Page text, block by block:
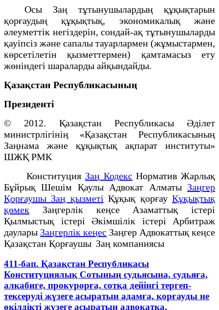
Осы Заң тұтынушылардың құқықтарын
қорғаудың құқықтық, экономикалық және
әлеуметтік негіздерін, сондай-ақ тұтынушыларды
қауіпсіз және сапалы тауарлармен (жұмыстармен,
көрсетілетін қызметтермен) қамтамасыз ету
жөніндегі шараларды айқындайды.
Қазақстан Республикасының
Президенті
© 2012. Қазақстан Республикасы Әділет
министрлігінің «Қазақстан Республикасының
Заңнама және құқықтық ақпарат институты»
ШЖҚ РМК
Конституция Заң Кодекс Норматив Жарлық
Бұйрық Шешім Қаулы Адвокат Алматы Заңгер
Қорғаушы Заң қызметі Құқық қорғауҚұқықтық
қөмек Заңгерлік кеңсе Азаматтық істері
Қылмыстық істері Әкімшілік істері Арбитраж
даулары Заңгерлік кеңес Заңгер Адвокаттық кеңсе
Қазақстан Қорғаушы Заң компаниясы
411-бап. Қазақстан Республикасы
Конституциялық Сотының судьясына, судьяға,
алқабиге, прокурорға, сотқа дейінгі тергеп-
тексеруді жүзеге асыратын адамға, қорғауды не
өкілдікті жүзеге асыратын адвокатқа,